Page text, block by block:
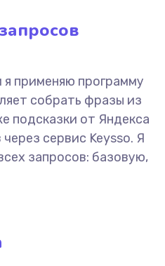
применяю программу
собрать фразы из
подсказки от Яндекса
сервис Keysso. Я
запросов: базовую,